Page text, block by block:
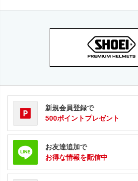
新規会員登録で
500ポイントプレゼント
お友達追加で
お得な情報を配信中